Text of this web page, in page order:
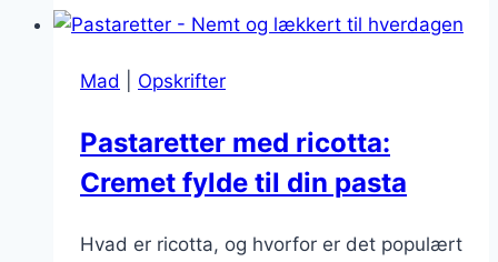
Sæsonens
smag
Mad Opskrifter
Pastaretter med ricotta:
Cremet fylde til din pasta
Hvad er ricotta, og hvorfor er det populært